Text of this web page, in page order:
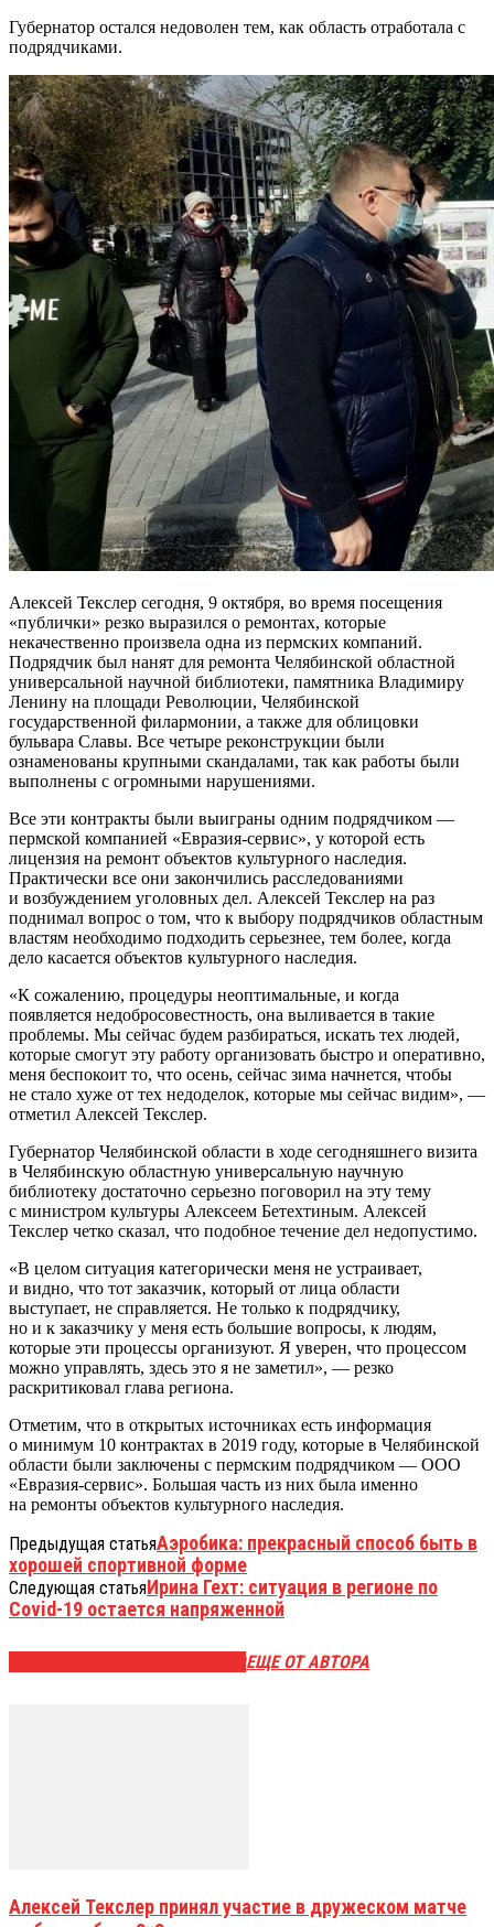
Губернатор остался недоволен тем, как область отработала с
подрядчиками.
Алексей Текслер сегодня, 9 октября, во время посещения
«публички» резко выразился о ремонтах, которые
некачественно произвела одна из пермских компаний.
Подрядчик был нанят для ремонта Челябинской областной
универсальной научной библиотеки, памятника Владимиру
Ленину на площади Революции, Челябинской
государственной филармонии, а также для облицовки
бульвара Славы. Все четыре реконструкции были
ознаменованы крупными скандалами, так как работы были
выполнены с огромными нарушениями.
Все эти контракты были выиграны одним подрядчиком —
пермской компанией «Евразия-сервис», у которой есть
лицензия на ремонт объектов культурного наследия.
Практически все они закончились расследованиями
и возбуждением уголовных дел. Алексей Текслер на раз
поднимал вопрос о том, что к выбору подрядчиков областным
властям необходимо подходить серьезнее, тем более, когда
дело касается объектов культурного наследия.
«К сожалению, процедуры неоптимальные, и когда
появляется недобросовестность, она выливается в такие
проблемы. Мы сейчас будем разбираться, искать тех людей,
которые смогут эту работу организовать быстро и оперативно,
меня беспокоит то, что осень, сейчас зима начнется, чтобы
не стало хуже от тех недоделок, которые мы сейчас видим», —
отметил Алексей Текслер.
Губернатор Челябинской области в ходе сегодняшнего визита
в Челябинскую областную универсальную научную
библиотеку достаточно серьезно поговорил на эту тему
с министром культуры Алексеем Бетехтиным. Алексей
Текслер четко сказал, что подобное течение дел недопустимо.
«В целом ситуация категорически меня не устраивает,
и видно, что тот заказчик, который от лица области
выступает, не справляется. Не только к подрядчику,
но и к заказчику у меня есть большие вопросы, к людям,
которые эти процессы организуют. Я уверен, что процессом
можно управлять, здесь это я не заметил», — резко
раскритиковал глава региона.
Отметим, что в открытых источниках есть информация
о минимум 10 контрактах в 2019 году, которые в Челябинской
области были заключены с пермским подрядчиком — ООО
«Евразия-сервис». Большая часть из них была именно
на ремонты объектов культурного наследия.
Предыдущая статьяАэробика: прекрасный способ быть в
хорошей спортивной форме
Следующая статьяИрина Гехт: ситуация в регионе по
Covid-19 остается напряженной
ЕЩЕ ОТ АВТОРА
Алексей Текслер принял участие в дружеском матче